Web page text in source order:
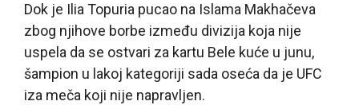
Dok je Ilia Topuria pucao na Islama Makhačeva
zbog njihove borbe između divizija koja nije
uspela da se ostvari za kartu Bele kuće u junu,
šampion u lakoj kategoriji sada oseća da je UFC
iza meča koji nije napravljen.